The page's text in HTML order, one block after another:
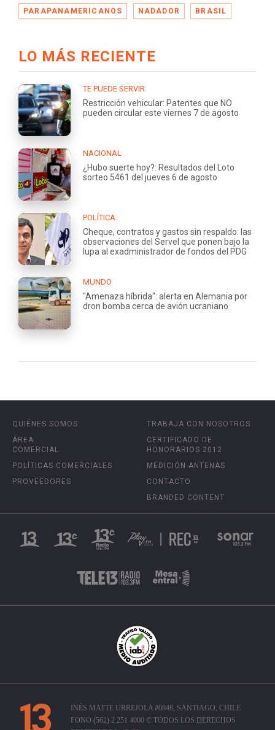
PARAPANAMERICANOS NADADOR BRASIL
LO MÁS RECIENTE
TE PUEDE SERVIR
Restricción vehicular: Patentes que NO
pueden circular este viernes 7 de agosto
NACIONAL
¿Hubo suerte hoy?: Resultados del Loto
sorteo 5461 del jueves 6 de agosto
POLÍTICA
Cheque, contratos y gastos sin respaldo: las
observaciones del Servel que ponen bajo la
lupa al exadministrador de fondos del PDG
MUNDO
"Amenaza híbrida": alerta en Alemania por
dron bomba cerca de avión ucraniano
QUIÉNES SOMOS
ÁREA
COMERCIAL
POLÍTICAS COMERCIALES
PROVEEDORES
TRABAJA CON NOSOTROS
CERTIFICADO DE
HONORARIOS 2012
MEDICIÓN ANTENAS
CONTACTO
BRANDED CONTENT
INÉS MATTE URREJOLA #0848, SANTIAGO, CHILE
FONO (562) 2 251 4000 © TODOS LOS DERECHOS